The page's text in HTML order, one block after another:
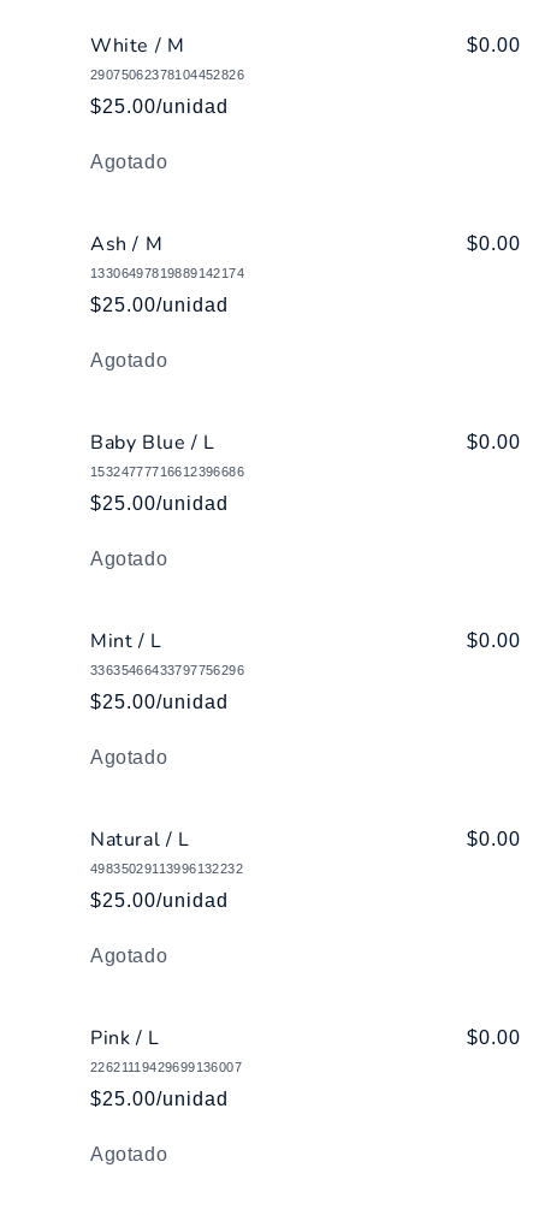
White / M
29075062378104452826
$25.00/unidad
$0.00
Cantidad
Agotado
Ash / M
13306497819889142174
$25.00/unidad
$0.00
Cantidad
Agotado
Baby Blue / L
15324777716612396686
$25.00/unidad
$0.00
Cantidad
Agotado
Mint / L
33635466433797756296
$25.00/unidad
$0.00
Cantidad
Agotado
Natural / L
49835029113996132232
$25.00/unidad
$0.00
Cantidad
Agotado
Pink / L
22621119429699136007
$25.00/unidad
$0.00
Cantidad
Agotado